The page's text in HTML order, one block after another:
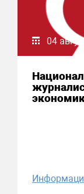
04